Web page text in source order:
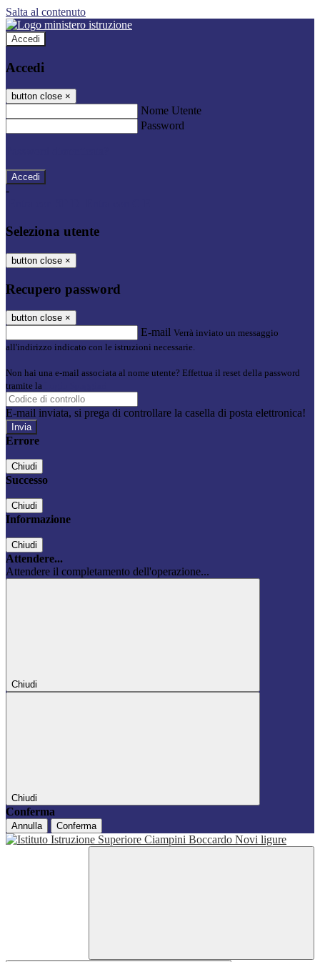
Salta al contenuto
Accedi
Accedi
button close ×
Nome Utente
Password
-
Seleziona utente
button close ×
Recupero password
button close ×
E-mail Verrà inviato un messaggio
all'indirizzo indicato con le istruzioni necessarie.
Non hai una e-mail associata al nome utente? Effettua il reset della password
tramite la
E-mail inviata, si prega di controllare la casella di posta elettronica!
Errore
Chiudi
Successo
Chiudi
Informazione
Chiudi
Attendere...
Attendere il completamento dell'operazione...
Chiudi
Chiudi
Conferma
Annulla Conferma